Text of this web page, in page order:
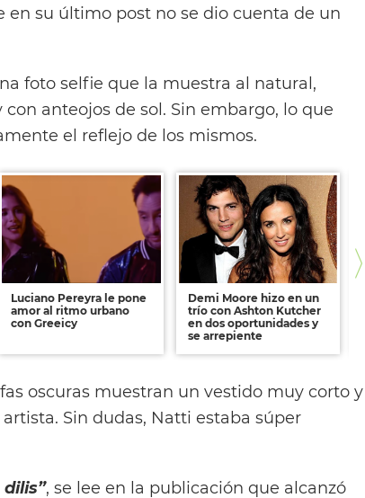
en su último post no se dio cuenta de un
foto selfie que la muestra al natural,
anteojos de sol. Sin embargo, lo que
el reflejo de los mismos.
Luciano Pereyra le pone
amor al ritmo urbano
con Greeicy
Demi Moore hizo en un
trío con Ashton Kutcher
en dos oportunidades y
se arrepiente
oscuras muestran un vestido muy corto y
Sin dudas, Natti estaba súper
dilis”, se lee en la publicación que alcanzó